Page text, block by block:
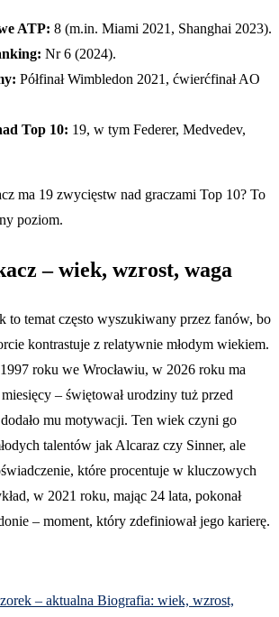
ATP: 8 (m.in. Miami 2021, Shanghai 2023).
Nr 6 (2024).
Półfinał Wimbledon 2021, ćwierćfinał AO
Top 10: 19, w tym Federer, Medvedev,
ma 19 zwycięstw nad graczami Top 10? To
poziom.
– wiek, wzrost, waga
to temat często wyszukiwany przez fanów, bo
kontrastuje z relatywnie młodym wiekiem.
roku we Wrocławiu, w 2026 roku ma
– świętował urodziny tuż przed
mu motywacji. Ten wiek czyni go
talentów jak Alcaraz czy Sinner, ale
które procentuje w kluczowych
w 2021 roku, mając 24 lata, pokonał
– moment, który zdefiniował jego karierę.
– aktualna Biografia: wiek, wzrost,